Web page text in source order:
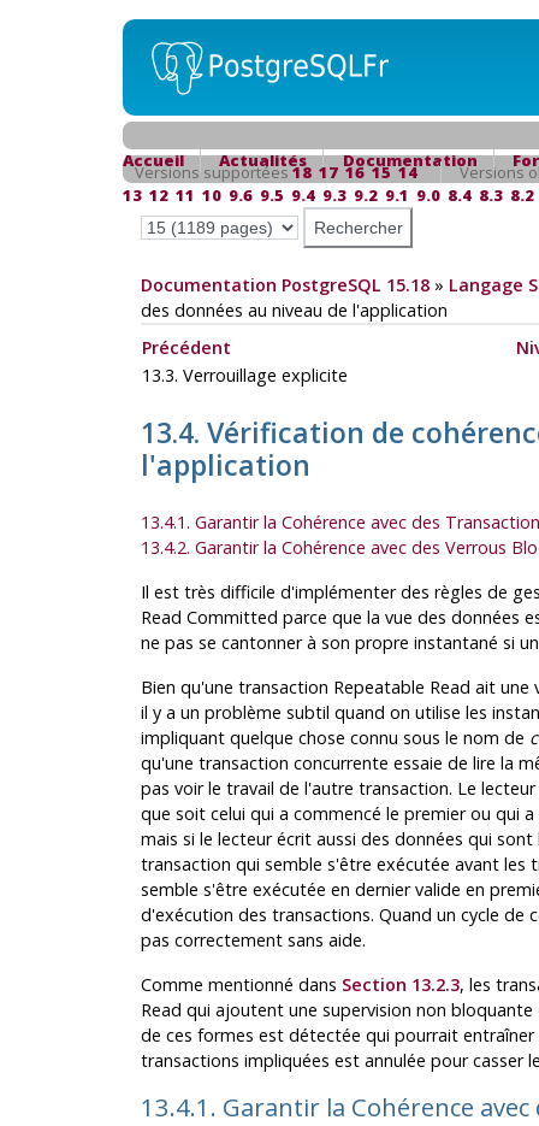
Accueil Actualités Documentation
Versions supportées18 17 16 15 14
Versions
13 12 11 10 9.6 9.5 9.4 9.3 9.2 9.1 9.0 8.4 8.3 8.2
Documentation PostgreSQL 15.18» Langage
des données au niveau de l'application
Précédent
13.3. Verrouillage explicite
13.4. Vérification de
l'application
13.4.1. Garantir la Cohérence avec des
13.4.2. Garantir la Cohérence avec des Verrous
Il est très difficile d'implémenter des règles de
Read Committed parce que la vue des données
ne pas se cantonner à son propre instantané si
Bien qu'une transaction Repeatable Read ait
il y a un problème subtil quand on utilise les
impliquant quelque chose connu sous le nom de
qu'une transaction concurrente essaie de lire la
pas voir le travail de l'autre transaction. Le
que soit celui qui a commencé le premier ou qui
mais si le lecteur écrit aussi des données qui
transaction qui semble s'être exécutée avant les
semble s'être exécutée en dernier valide en
d'exécution des transactions. Quand un cycle
pas correctement sans aide.
Comme mentionné dans Section 13.2.3, les
Read qui ajoutent une supervision non
de ces formes est détectée qui pourrait
transactions impliquées est annulée pour casser
13.4.1. Garantir la Cohérence